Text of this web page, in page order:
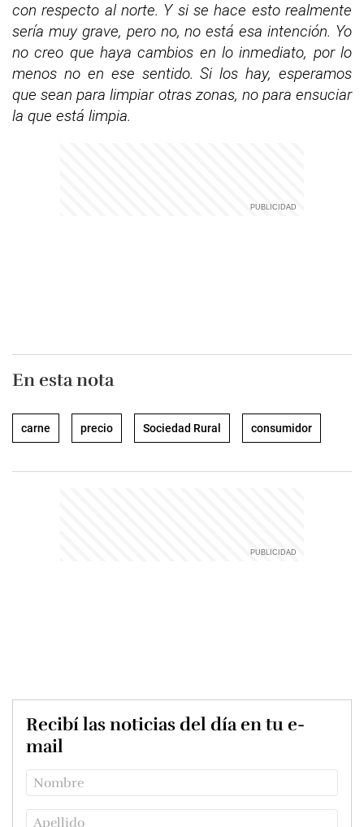
con respecto al norte. Y si se hace esto realmente
sería muy grave, pero no, no está esa intención. Yo
no creo que haya cambios en lo inmediato, por lo
menos no en ese sentido. Si los hay, esperamos
que sean para limpiar otras zonas, no para ensuciar
la que está limpia.
En esta nota
carne precio Sociedad Rural consumidor
Recibí las noticias del día en tu e-
mail